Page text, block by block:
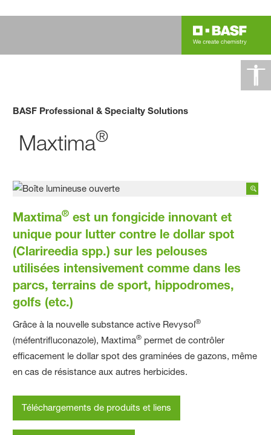
BASF Professional & Specialty Solutions
Maxtima®
Maxtima® est un fongicide innovant et
unique pour lutter contre le dollar spot
(Clarireedia spp.) sur les pelouses
utilisées intensivement comme dans les
parcs, terrains de sport, hippodromes,
golfs (etc.)
Grâce à la nouvelle substance active Revysol®
(méfentrifluconazole), Maxtima® permet de contrôler
efficacement le dollar spot des graminées de gazons, même
en cas de résistance aux autres herbicides.
Téléchargements de produits et liens